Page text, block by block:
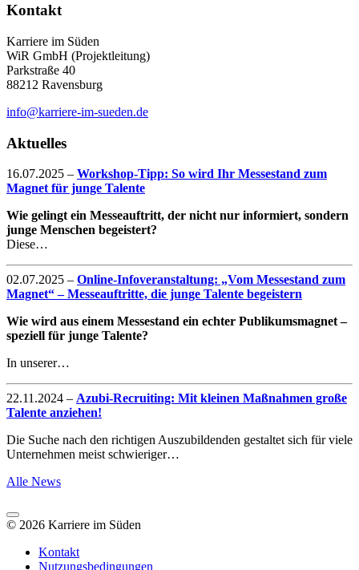
Kontakt
Karriere im Süden
WiR GmbH (Projektleitung)
Parkstraße 40
88212 Ravensburg
info@karriere-im-sueden.de
Aktuelles
16.07.2025 – Workshop-Tipp: So wird Ihr Messestand zum
Magnet für junge Talente
Wie gelingt ein Messeauftritt, der nicht nur informiert, sondern
junge Menschen begeistert?
Diese…
02.07.2025 – Online-Infoveranstaltung: „Vom Messestand zum
Magnet“ – Messeauftritte, die junge Talente begeistern
Wie wird aus einem Messestand ein echter Publikumsmagnet –
speziell für junge Talente?
In unserer…
22.11.2024 – Azubi-Recruiting: Mit kleinen Maßnahmen große
Talente anziehen!
Die Suche nach den richtigen Auszubildenden gestaltet sich für viele
Unternehmen meist schwieriger…
Alle News
© 2026 Karriere im Süden
Kontakt
Nutzungsbedingungen